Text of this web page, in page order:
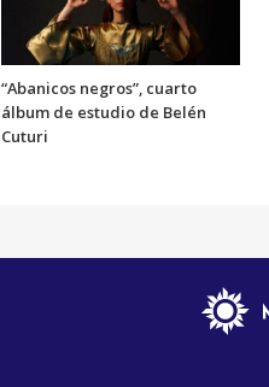
“Abanicos negros”, cuarto
álbum de estudio de Belén
Cuturi